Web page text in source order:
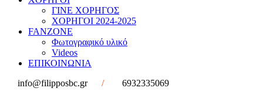
ΓΙΝΕ ΧΟΡΗΓΟΣ
ΧΟΡΗΓΟΙ 2024-2025
FANZONE
Φωτογραφικό υλικό
Videos
ΕΠΙΚΟΙΝΩΝΙΑ
info@filipposbc.gr
/ 6932335069